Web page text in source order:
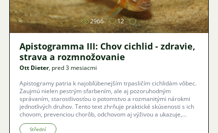
2966 12
Apistogramma III: Chov cichlid - zdravie,
strava a rozmnožovanie
Ott Dieter, pred 3 mesiacmi
Apistogramy patria k najobľúbenejším trpasličím cichlidám vôbec.
Zaujmú nielen pestrým sfarbením, ale aj pozoruhodným
správaním, starostlivosťou o potomstvo a rozmanitými nárokmi
jednotlivých druhov. Tento text zhrňuje praktické skúsenosti s ich
chovom, prevenciou chorôb, odchovom aj výživou a ukazuje,
prečo sú cichlidy pre akvaristov tak atraktívne.
Střední